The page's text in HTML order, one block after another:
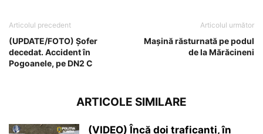
Articolul precedent
(UPDATE/FOTO) Șofer
decedat. Accident în
Pogoanele, pe DN2 C
Articolul următor
Mașină răsturnată pe podul
de la Mărăcineni
ARTICOLE SIMILARE
(VIDEO) Încă doi traficanți, în